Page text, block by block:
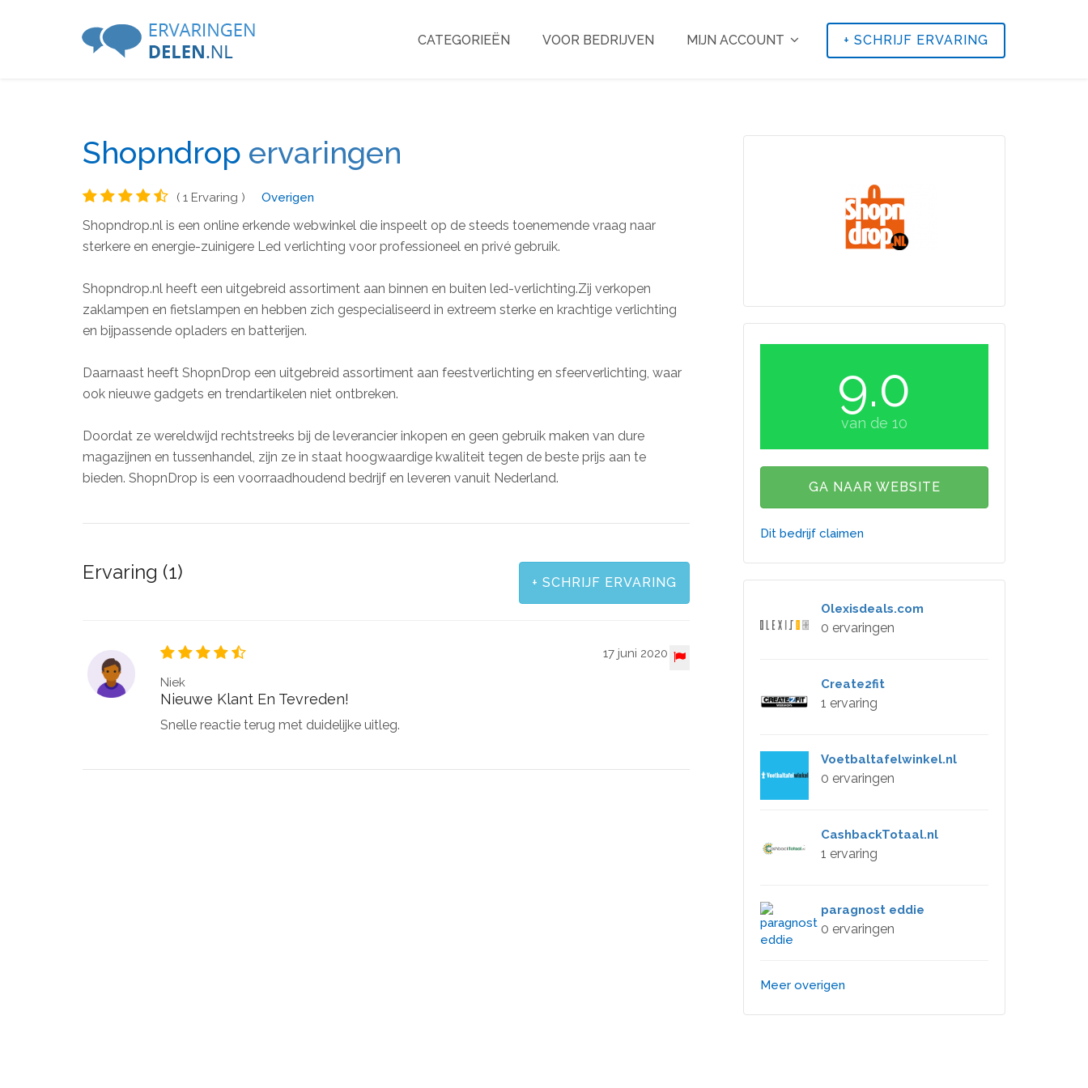
CATEGORIEËN VOOR BEDRIJVEN MIJN ACCOUNT + SCHRIJF ERVARING
Shopndrop ervaringen
( 1 Ervaring ) Overigen
Shopndrop.nl is een online erkende webwinkel die inspeelt op de steeds toenemende vraag naar
sterkere en energie-zuinigere Led verlichting voor professioneel en privé gebruik.
Shopndrop.nl heeft een uitgebreid assortiment aan binnen en buiten led-verlichting.Zij verkopen
zaklampen en fietslampen en hebben zich gespecialiseerd in extreem sterke en krachtige verlichting
en bijpassende opladers en batterijen.
Daarnaast heeft ShopnDrop een uitgebreid assortiment aan feestverlichting en sfeerverlichting, waar
ook nieuwe gadgets en trendartikelen niet ontbreken.
Doordat ze wereldwijd rechtstreeks bij de leverancier inkopen en geen gebruik maken van dure
magazijnen en tussenhandel, zijn ze in staat hoogwaardige kwaliteit tegen de beste prijs aan te
bieden. ShopnDrop is een voorraadhoudend bedrijf en leveren vanuit Nederland.
+ SCHRIJF ERVARING
Ervaring (1)
17 juni 2020
Niek
Nieuwe Klant En Tevreden!
Snelle reactie terug met duidelijke uitleg.
9.0
van de 10
GA NAAR WEBSITE
Dit bedrijf claimen
Olexisdeals.com
0 ervaringen
Create2fit
1 ervaring
Voetbaltafelwinkel.nl
0 ervaringen
CashbackTotaal.nl
1 ervaring
paragnost eddie
0 ervaringen
Meer overigen